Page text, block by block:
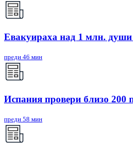
Евакуираха над 1 млн.
преди 46 мин
Испания провери близо 200
преди 58 мин